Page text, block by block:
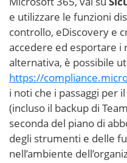
e utilizzare le funzioni
controllo, eDiscovery e
accedere ed esportare i
alternativa, è possibile
https://
i noti che i passaggi per
(incluso il backup di
seconda del piano di
degli strumenti e delle
nell’ambiente